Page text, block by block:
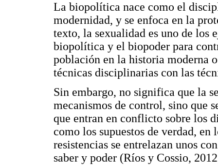
La biopolítica nace como el
modernidad, y se enfoca en la
texto, la sexualidad es uno de los
biopolítica y el biopoder para
población en la historia moderna
técnicas disciplinarias con las
Sin embargo, no significa que la
mecanismos de control, sino que
que entran en conflicto sobre los
como los supuestos de verdad,
resistencias se entrelazan unos
saber y poder (Ríos y Cossio,